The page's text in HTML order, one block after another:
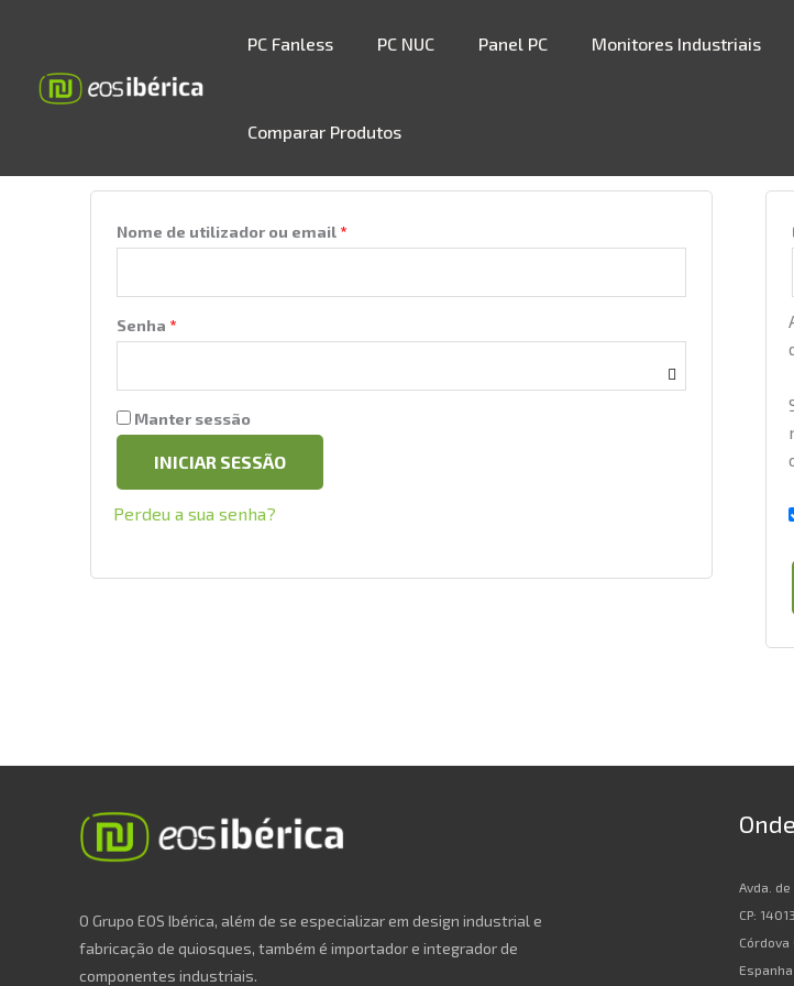
content
PC Fanless PC NUC Panel PC Monitores Industriais
Comparar Produtos
Minha conta
Iniciar sessão
Nome de utilizador ou email *
Obrigatório
Senha *
Obrigatório
Manter sessão
INICIAR SESSÃO
Perdeu a sua senha?
O Grupo EOS Ibérica, além de se especializar em design industrial e
fabricação de quiosques, também é importador e integrador de
componentes industriais.
Avda.
CP: 14013
Córdova
Espanha